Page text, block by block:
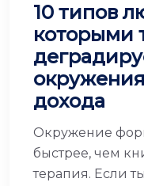
10 типов
которыми
дохода
Окружение
быстрее, чем
терапия. Если